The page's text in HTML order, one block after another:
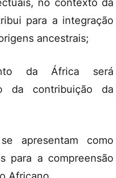
no contexto da
para a integração
ancestrais;
da África será
da contribuição da
apresentam como
para a compreensão